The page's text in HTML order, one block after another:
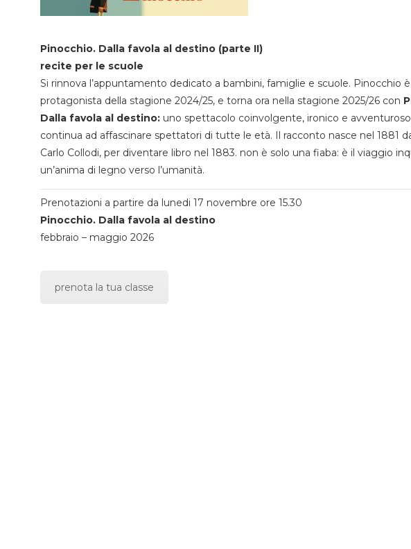
Pinocchio. Dalla favola al destino (parte II)
recite per le scuole
Si rinnova l’appuntamento dedicato a bambini, famiglie e scuole. Pinocchio
protagonista della stagione 2024/25, e torna ora nella stagione 2025/26 con
Dalla favola al destino:uno spettacolo coinvolgente, ironico e
continua ad affascinare spettatori di tutte le età. Il racconto nasce nel 1881
Carlo Collodi, per diventare libro nel 1883. non è solo una fiaba: è il viaggio
un’anima di legno verso l’umanità.
Prenotazioni a partire da lunedi 17 novembre ore 15.30
Pinocchio. Dalla favola al destino
febbraio – maggio 2026
prenota la tua classe